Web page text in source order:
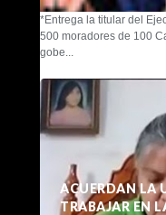
*Entrega la titular del
500 moradores de 100
gobe...
ACUERDAN LA
TRABAJAR EN